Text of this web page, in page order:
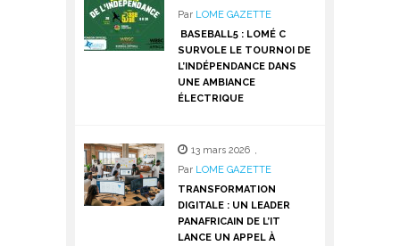
Par LOME GAZETTE
BASEBALL5 : LOMÉ C
SURVOLE LE TOURNOI DE
L’INDÉPENDANCE DANS
UNE AMBIANCE
ÉLECTRIQUE
13 mars 2026 ,
Par LOME GAZETTE
TRANSFORMATION
DIGITALE : UN LEADER
PANAFRICAIN DE L’IT
LANCE UN APPEL À